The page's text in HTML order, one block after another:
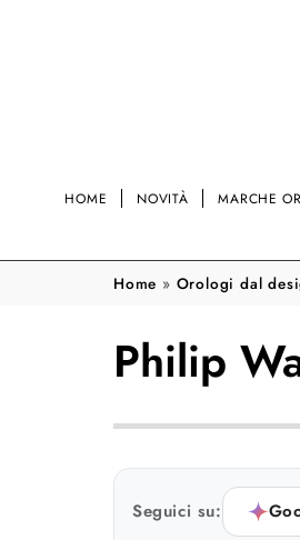
HOME NOVITÀ MARCHE
Home » Orologi dal
Philip
Seguici su: